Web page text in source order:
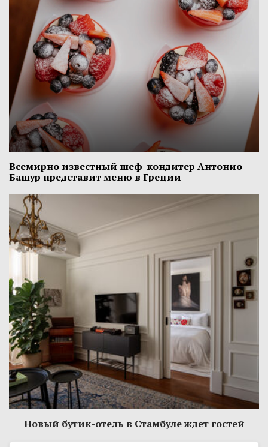
Всемирно известный шеф-кондитер Антонио
Башур представит меню в Греции
Новый бутик-отель в Стамбуле ждет гостей